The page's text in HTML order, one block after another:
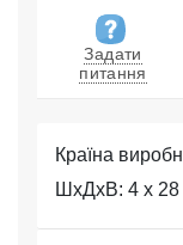
Задати
питання
Країна
ШхДхВ: 4 x 28